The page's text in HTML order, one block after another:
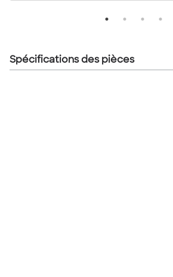
Spécifications des pièces